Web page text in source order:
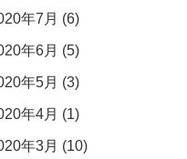
年7月 (6)
年6月 (5)
年5月 (3)
年4月 (1)
年3月 (10)